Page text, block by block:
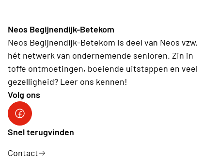
Neos Begijnendijk-Betekom
Neos Begijnendijk-Betekom is deel van Neos vzw,
hét netwerk van ondernemende senioren. Zin in
toffe ontmoetingen, boeiende uitstappen en veel
gezelligheid? Leer ons kennen!
Volg ons
facebookgroep
Snel terugvinden
Contact